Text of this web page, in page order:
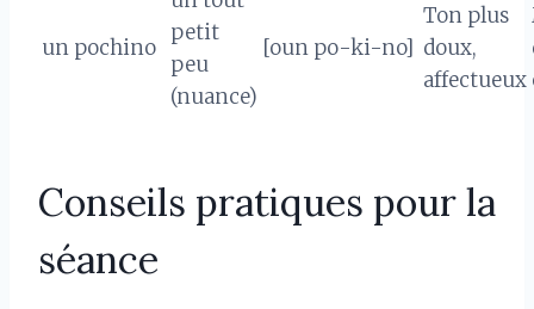
un pochino
petit
peu
(nuance)
[oun po-ki-no]
Ton plus
doux,
affectueux
Conseils pratiques pour la
séance